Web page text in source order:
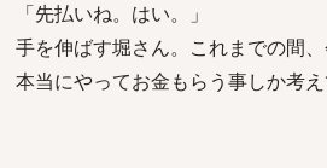
「先払いね。はい。」
手を伸ばす堀さん。これまでの間、
本当にやってお金もらう事しか考え